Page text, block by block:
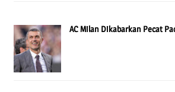
AC Milan Dikabarkan Pecat